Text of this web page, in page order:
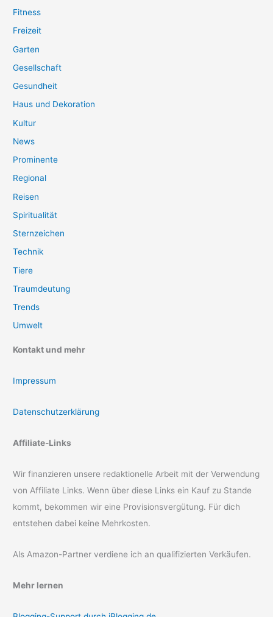
Fitness
Freizeit
Garten
Gesellschaft
Gesundheit
Haus und Dekoration
Kultur
News
Prominente
Regional
Reisen
Spiritualität
Sternzeichen
Technik
Tiere
Traumdeutung
Trends
Umwelt
Kontakt und mehr
Impressum
Datenschutzerklärung
Affiliate-Links
Wir finanzieren unsere redaktionelle Arbeit mit der Verwendung
von Affiliate Links. Wenn über diese Links ein Kauf zu Stande
kommt, bekommen wir eine Provisionsvergütung. Für dich
entstehen dabei keine Mehrkosten.
Als Amazon-Partner verdiene ich an qualifizierten Verkäufen.
Mehr lernen